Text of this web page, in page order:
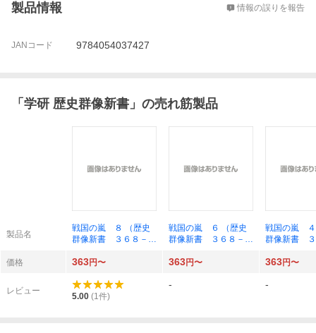
製品情報 情報の誤りを報告
JANコード 9784054037427
「 学研 歴史群像新書 」の売れ筋製品
製品名
戦国の嵐 ８ （歴史
群像新書 ３６８－
戦国の嵐 ６ （歴史
群像新書 ３６８－
戦国の嵐 ４
群像新書 ３
価格
363円〜 363円〜 363円〜
レビュー
5.00 (1件)
- -